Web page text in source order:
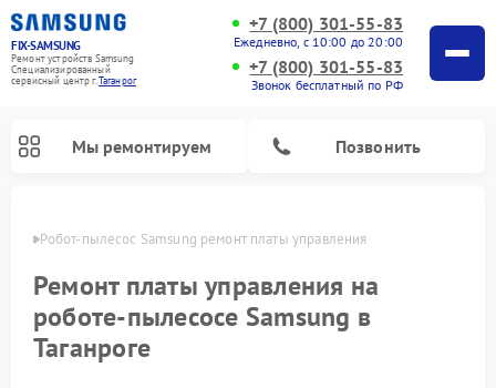
FIX-SAMSUNG
Ремонт устройств Samsung
Специализированный
cервисный центр г.Таганрог
+7 (800) 301-55-83
Ежедневно, с 10:00 до 20:00
+7 (800) 301-55-83
Звонок бесплатный по РФ
Мы ремонтируем Позвонить
Робот-пылесос Samsung ремонт платы управления
Ремонт платы управления на
роботе-пылесосе Samsung в
Таганроге